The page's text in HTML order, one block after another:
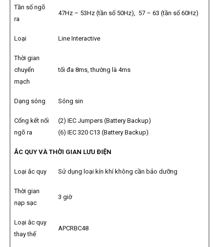
Tần số ngõ
ra
47Hz – 53Hz (tần số 50Hz), 57 – 63 (tần số 60Hz)
Loại Line Interactive
Thời gian
chuyển
mạch
tối đa 8ms, thường là 4ms
Dạng sóng Sóng sin
Cổng kết nối
ngõ ra
(2) IEC Jumpers (Battery Backup)
(6) IEC 320 C13 (Battery Backup)
ẮC QUY VÀ THỜI GIAN LƯU ĐIỆN
Loại ắc quy Sử dụng loại kín khí không cần bảo dưỡng
Thời gian
nạp sạc
3 giờ
Loại ắc quy
thay thế
APCRBC48